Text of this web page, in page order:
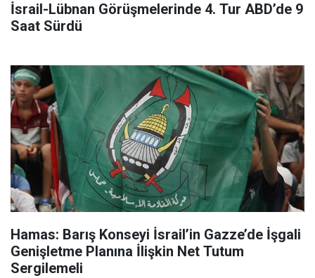
İsrail-Lübnan Görüşmelerinde 4. Tur ABD’de 9
Saat Sürdü
Hamas: Barış Konseyi İsrail’in Gazze’de İşgali
Genişletme Planına İlişkin Net Tutum
Sergilemeli